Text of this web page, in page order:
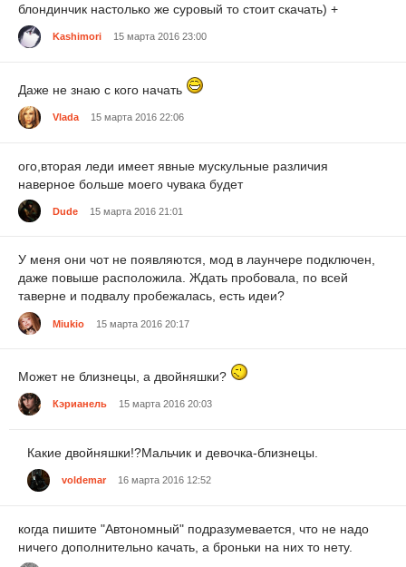
блондинчик настолько же суровый то стоит скачать) +
Kashimori 15 марта 2016 23:00
Даже не знаю с кого начать
Vlada 15 марта 2016 22:06
ого,вторая леди имеет явные мускульные различия
наверное больше моего чувака будет
Dude 15 марта 2016 21:01
У меня они чот не появляются, мод в лаунчере подключен,
даже повыше расположила. Ждать пробовала, по всей
таверне и подвалу пробежалась, есть идеи?
Miukio 15 марта 2016 20:17
Может не близнецы, а двойняшки?
Кэрианель 15 марта 2016 20:03
Какие двойняшки!?Мальчик и девочка-близнецы.
voldemar 16 марта 2016 12:52
когда пишите "Автономный" подразумевается, что не надо
ничего дополнительно качать, а броньки на них то нету.